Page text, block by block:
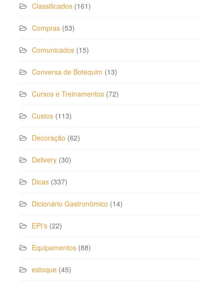
Classificados (161)
Compras (53)
Comunicados (15)
Conversa de Botequim (13)
Cursos e Treinamentos (72)
Custos (113)
Decoração (62)
Delivery (30)
Dicas (337)
Dicionário Gastronômico (14)
EPI's (22)
Equipamentos (88)
estoque (45)